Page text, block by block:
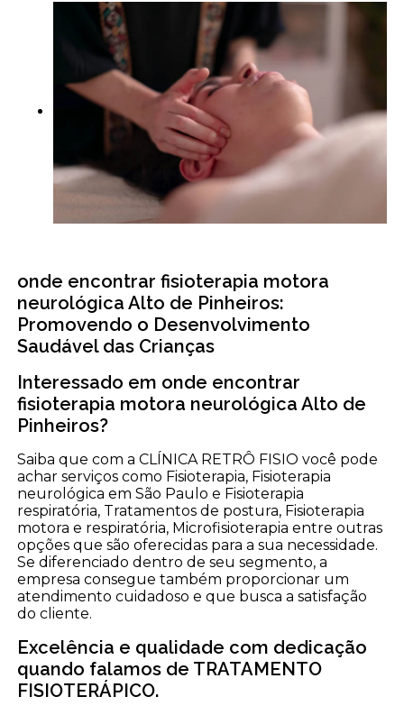
onde encontrar fisioterapia motora
neurológica Alto de Pinheiros:
Promovendo o Desenvolvimento
Saudável das Crianças
Interessado em onde encontrar
fisioterapia motora neurológica Alto de
Pinheiros?
Saiba que com a CLÍNICA RETRÔ FISIO você pode
achar serviços como Fisioterapia, Fisioterapia
neurológica em São Paulo e Fisioterapia
respiratória, Tratamentos de postura, Fisioterapia
motora e respiratória, Microfisioterapia entre outras
opções que são oferecidas para a sua necessidade.
Se diferenciado dentro de seu segmento, a
empresa consegue também proporcionar um
atendimento cuidadoso e que busca a satisfação
do cliente.
Excelência e qualidade com dedicação
quando falamos de TRATAMENTO
FISIOTERÁPICO.